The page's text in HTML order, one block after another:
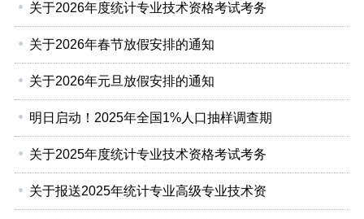
关于2026年度统计专业技术资格考试考务
关于2026年春节放假安排的通知
关于2026年元旦放假安排的通知
明日启动！2025年全国1%人口抽样调查期
关于2025年度统计专业技术资格考试考务
关于报送2025年统计专业高级专业技术资